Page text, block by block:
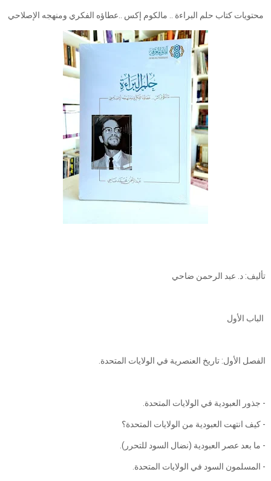
محتويات كتاب حلم البراءة .. مالكوم إكس ..عطاؤه الفكري ومنهجه الإصلاحي
تأليف: د. عبد الرحمن ضاحي
الباب الأول
الفصل الأول: تاريخ العنصرية في الولايات المتحدة.
- جذور العبودية في الولايات المتحدة.
- كيف انتهت العبودية من الولايات المتحدة؟
- ما بعد عصر العبودية (نضال السود للتحرر).
- المسلمون السود في الولايات المتحدة.